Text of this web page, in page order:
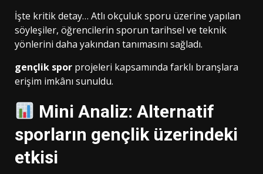
İşte kritik detay… Atlı okçuluk sporu üzerine yapılan
söyleşiler, öğrencilerin sporun tarihsel ve teknik
yönlerini daha yakından tanımasını sağladı.
gençlik spor projeleri kapsamında farklı branşlara
erişim imkânı sunuldu.
Mini Analiz: Alternatif
sporların gençlik üzerindeki
etkisi